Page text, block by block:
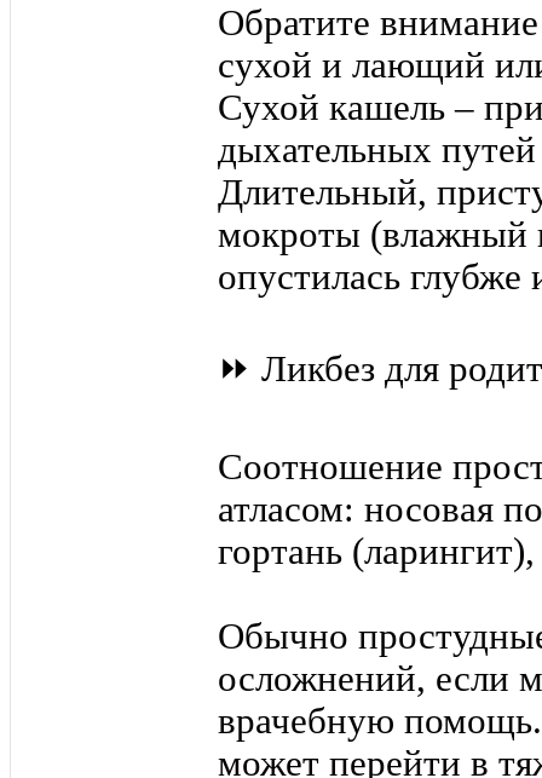
Обратите
сухой и лающий
Сухой кашель –
дыхательных
Длительный,
мокроты (влажный
опустилась
⏩ Ликбез для
Соотношение
атласом: носовая
гортань
Обычно
осложнений, если
врачебную
может перейти в